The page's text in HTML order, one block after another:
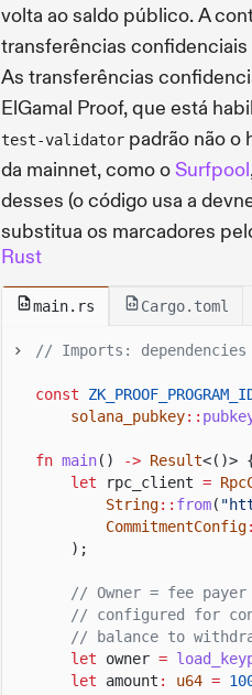
volta ao saldo público. A
transferências
As transferências
ElGamal Proof, que está
test-validator padrão não o
da mainnet, como oSurfpool
desses (o código usa a
substitua os marcadores
Rust
main.rs Cargo.toml
// Imports:
const
solana_pubkey::
fn main() -> Result<()>
let
rpc_client =
String:: from(
CommitmentConfig
);
// Owner = fee payer
// configured for
// balance to
let
owner =
let
amount : u64 =